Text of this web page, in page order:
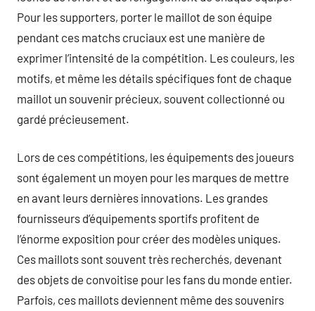
Pour les supporters, porter le maillot de son équipe
pendant ces matchs cruciaux est une manière de
exprimer l’intensité de la compétition. Les couleurs, les
motifs, et même les détails spécifiques font de chaque
maillot un souvenir précieux, souvent collectionné ou
gardé précieusement.
Lors de ces compétitions, les équipements des joueurs
sont également un moyen pour les marques de mettre
en avant leurs dernières innovations. Les grandes
fournisseurs d’équipements sportifs profitent de
l’énorme exposition pour créer des modèles uniques.
Ces maillots sont souvent très recherchés, devenant
des objets de convoitise pour les fans du monde entier.
Parfois, ces maillots deviennent même des souvenirs